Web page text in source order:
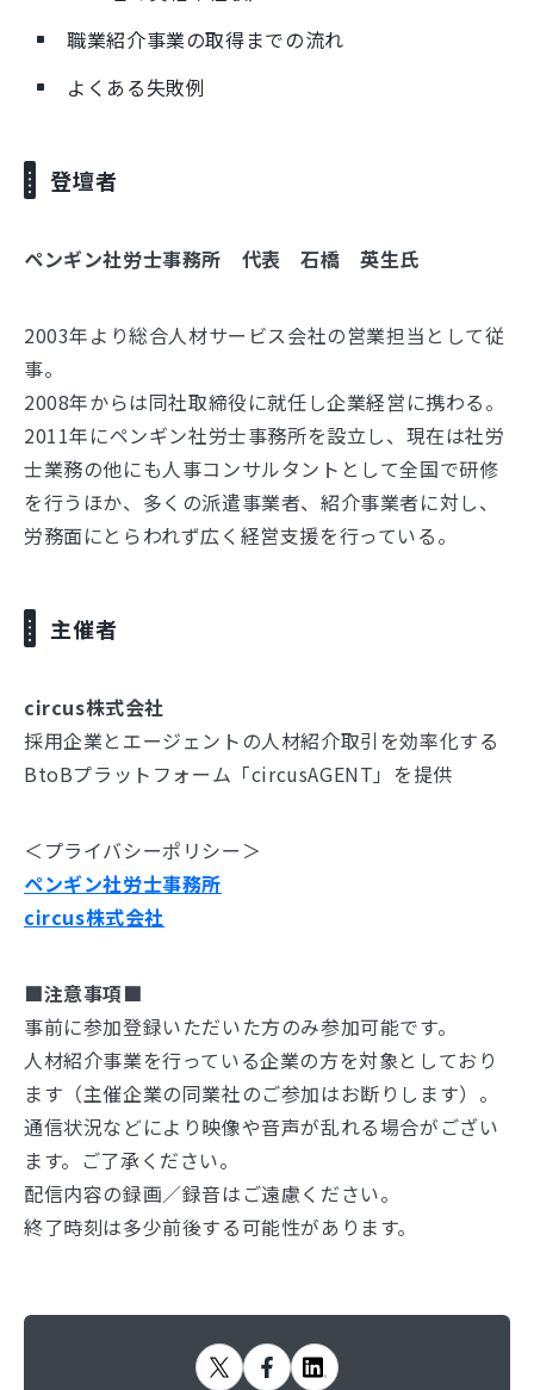
職業紹介事業の取得までの流れ
よくある失敗例
登壇者
ペンギン社労士事務所 代表 石橋 英生氏
2003年より総合人材サービス会社の営業担当として従
事。
2008年からは同社取締役に就任し企業経営に携わる。
2011年にペンギン社労士事務所を設立し、現在は社労
士業務の他にも人事コンサルタントとして全国で研修
を行うほか、多くの派遣事業者、紹介事業者に対し、
労務面にとらわれず広く経営支援を行っている。
主催者
circus株式会社
採用企業とエージェントの人材紹介取引を効率化する
BtoBプラットフォーム「circusAGENT」を提供
＜プライバシーポリシー＞
ペンギン社労士事務所
circus株式会社
■注意事項■
事前に参加登録いただいた方のみ参加可能です。
人材紹介事業を行っている企業の方を対象としており
ます（主催企業の同業社のご参加はお断りします）。
通信状況などにより映像や音声が乱れる場合がござい
ます。ご了承ください。
配信内容の録画／録音はご遠慮ください。
終了時刻は多少前後する可能性があります。